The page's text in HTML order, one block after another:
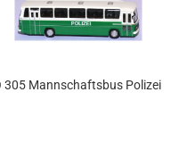
305 Mann­schafts­bus Po­li­zei